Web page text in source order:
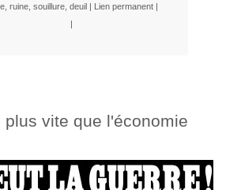
ruine souillure deuil | Lien permanent |
|
vite que l'économie